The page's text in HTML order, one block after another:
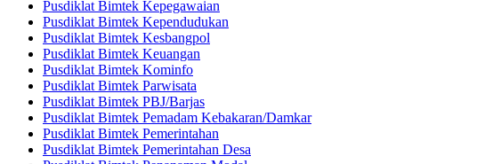
Pusdiklat Bimtek Kepegawaian
Pusdiklat Bimtek Kependudukan
Pusdiklat Bimtek Kesbangpol
Pusdiklat Bimtek Keuangan
Pusdiklat Bimtek Kominfo
Pusdiklat Bimtek Parwisata
Pusdiklat Bimtek PBJ/Barjas
Pusdiklat Bimtek Pemadam Kebakaran/Damkar
Pusdiklat Bimtek Pemerintahan
Pusdiklat Bimtek Pemerintahan Desa